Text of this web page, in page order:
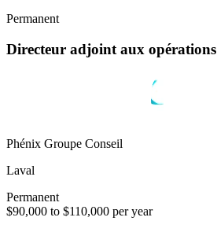
Permanent
Directeur adjoint aux opérations
Phénix Groupe Conseil
Laval
Permanent
$90,000 to $110,000 per year